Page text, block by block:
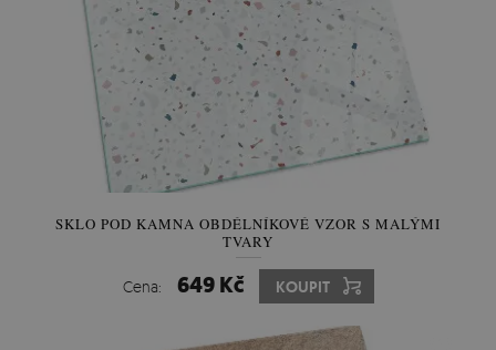
SKLO POD KAMNA OBDÉLNÍKOVÉ VZOR S MALÝMI
TVARY
Cena: 649 Kč KOUPIT